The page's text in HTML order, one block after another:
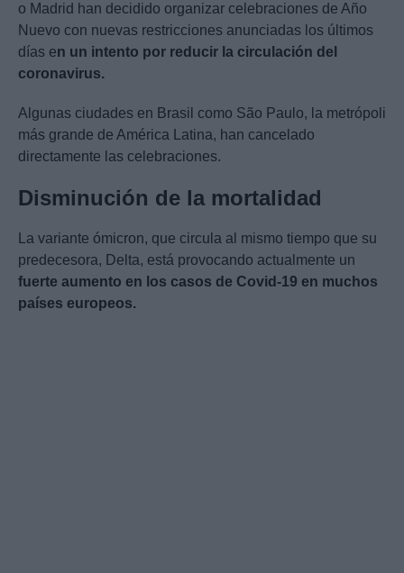
o Madrid han decidido organizar celebraciones de Año
Nuevo con nuevas restricciones anunciadas los últimos
días en un intento por reducir la circulación del
coronavirus.
Algunas ciudades en Brasil como São Paulo, la metrópoli
más grande de América Latina, han cancelado
directamente las celebraciones.
Disminución de la mortalidad
La variante ómicron, que circula al mismo tiempo que su
predecesora, Delta, está provocando actualmente un
fuerte aumento en los casos de Covid-19 en muchos
países europeos.